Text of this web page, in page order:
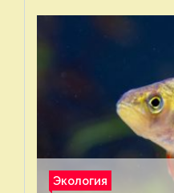
Экология